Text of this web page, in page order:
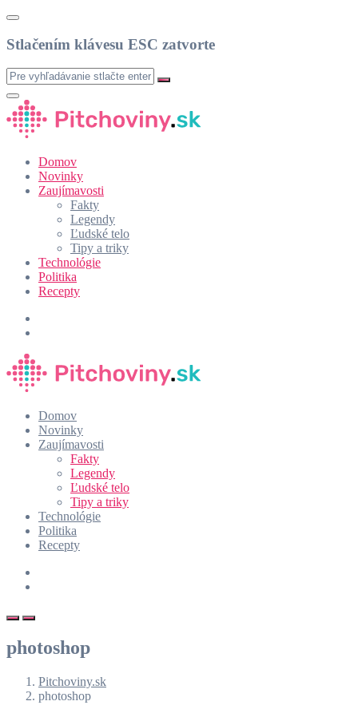
Stlačením klávesu ESC zatvorte
Domov
Novinky
Zaujímavosti
Fakty
Legendy
Ľudské telo
Tipy a triky
Technológie
Politika
Recepty
Domov
Novinky
Zaujímavosti
Fakty
Legendy
Ľudské telo
Tipy a triky
Technológie
Politika
Recepty
photoshop
Pitchoviny.sk
photoshop